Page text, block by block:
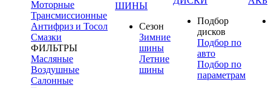
Моторные
Трансмиссионные
Антифриз и Тосол
Смазки
ФИЛЬТРЫ
Масляные
Воздушные
Салонные
ШИНЫ
Сезон
Зимние
шины
Летние
шины
Подбор
дисков
Подбор по
авто
Подбор по
параметрам